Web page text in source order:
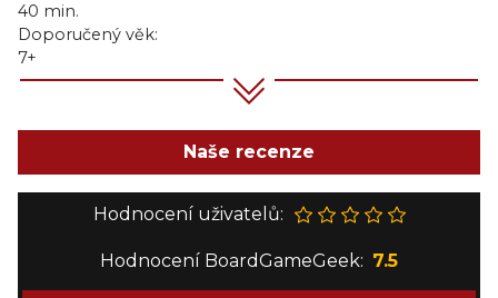
40 min.
Doporučený věk:
7+
Naše recenze
Hodnocení uživatelů:
Hodnocení BoardGameGeek: 7.5